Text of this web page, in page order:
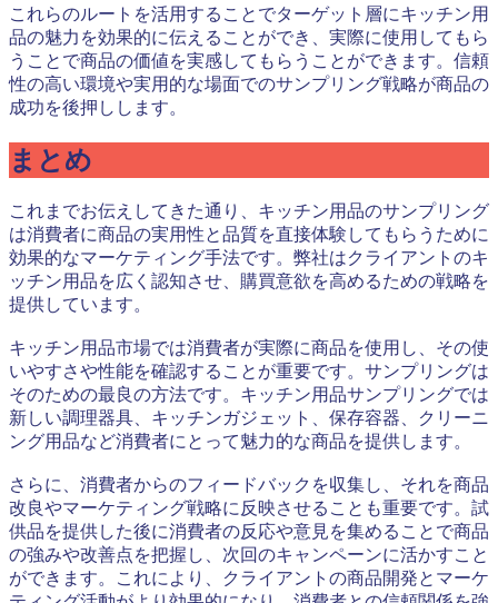
これらのルートを活用することでターゲット層にキッチン用
品の魅力を効果的に伝えることができ、実際に使用してもら
うことで商品の価値を実感してもらうことができます。信頼
性の高い環境や実用的な場面でのサンプリング戦略が商品の
成功を後押しします。
まとめ
これまでお伝えしてきた通り、キッチン用品のサンプリング
は消費者に商品の実用性と品質を直接体験してもらうために
効果的なマーケティング手法です。弊社はクライアントのキ
ッチン用品を広く認知させ、購買意欲を高めるための戦略を
提供しています。
キッチン用品市場では消費者が実際に商品を使用し、その使
いやすさや性能を確認することが重要です。サンプリングは
そのための最良の方法です。キッチン用品サンプリングでは
新しい調理器具、キッチンガジェット、保存容器、クリーニ
ング用品など消費者にとって魅力的な商品を提供します。
さらに、消費者からのフィードバックを収集し、それを商品
改良やマーケティング戦略に反映させることも重要です。試
供品を提供した後に消費者の反応や意見を集めることで商品
の強みや改善点を把握し、次回のキャンペーンに活かすこと
ができます。これにより、クライアントの商品開発とマーケ